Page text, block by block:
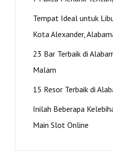
Tempat Ideal untuk
Kota Alexander,
23 Bar Terbaik di
Malam
15 Resor Terbaik di
Inilah Beberapa
Main Slot Online